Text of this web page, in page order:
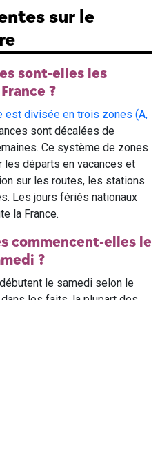
sur le
sont-elles les
?
est divisée en trois zones (A,
sont décalées de
Ce système de zones
les départs en vacances et
sur les routes, les stations
Les jours fériés nationaux
la France.
commencent-elles le
?
le samedi selon le
les faits, la plupart des